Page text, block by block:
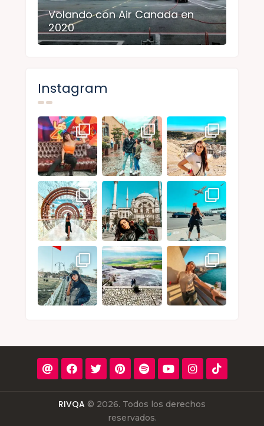
Volando con Air Canada en
2020
Instagram
RIVQA © 2026. Todos los derechos
reservados.